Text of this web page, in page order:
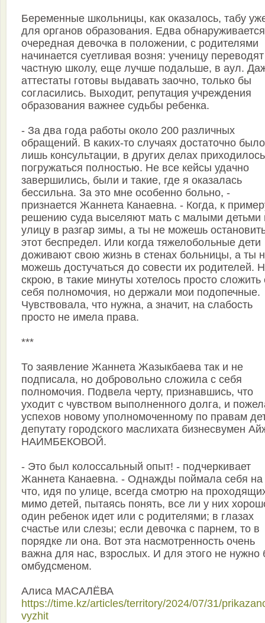
Беременные школьницы, как оказалось, табу
для органов образования. Едва обнаруживается
очередная девочка в положении, с родителями
начинается суетливая возня: ученицу
частную школу, еще лучше подальше, в аул.
аттестаты готовы выдавать заочно, только бы
согласились. Выходит, репутация учреждения
образования важнее судьбы ребенка.
- За два года работы около 200 различных
обращений. В каких-то случаях достаточно было
лишь консультации, в других делах приходилось
погружаться полностью. Не все кейсы удачно
завершились, были и такие, где я оказалась
бессильна. За это мне особенно больно, -
признается Жаннета Канаевна. - Когда, к
решению суда выселяют мать с малыми детьми
улицу в разгар зимы, а ты не можешь
этот беспредел. Или когда тяжелобольные дети
доживают свою жизнь в стенах больницы, а ты
можешь достучаться до совести их родителей.
скрою, в такие минуты хотелось просто сложить
себя полномочия, но держали мои подопечные.
Чувствовала, что нужна, а значит, на слабость
просто не имела права.
***
То заявление Жаннета Жазыкбаева так и не
подписала, но добровольно сложила с себя
полномочия. Подвела черту, признавшись, что
уходит с чувством выполненного долга, и
успехов новому уполномоченному по правам
депутату городского маслихата бизнесвумен
НАИМБЕКОВОЙ.
- Это был колоссальный опыт! - подчеркивает
Жаннета Канаевна. - Однажды поймала себя на
что, идя по улице, всегда смотрю на
мимо детей, пытаясь понять, все ли у них
один ребенок идет или с родителями; в глазах
счастье или слезы; если девочка с парнем, то в
порядке ли она. Вот эта насмотренность очень
важна для нас, взрослых. И для этого не нужно
омбудсменом.
Алиса МАСАЛЁВА
https://time.kz/articles/territory/2024/07/31/
vyzhit